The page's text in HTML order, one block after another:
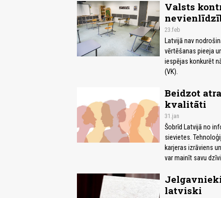
Valsts
23.feb
Latvijā nav
vērtēšanas pieeja
iespējas konkurēt
(VK).
Beidzot
kvalitāti
31.jan
Šobrīd Latvijā no
sievietes.
karjeras izrāviens
var mainīt savu
latviski